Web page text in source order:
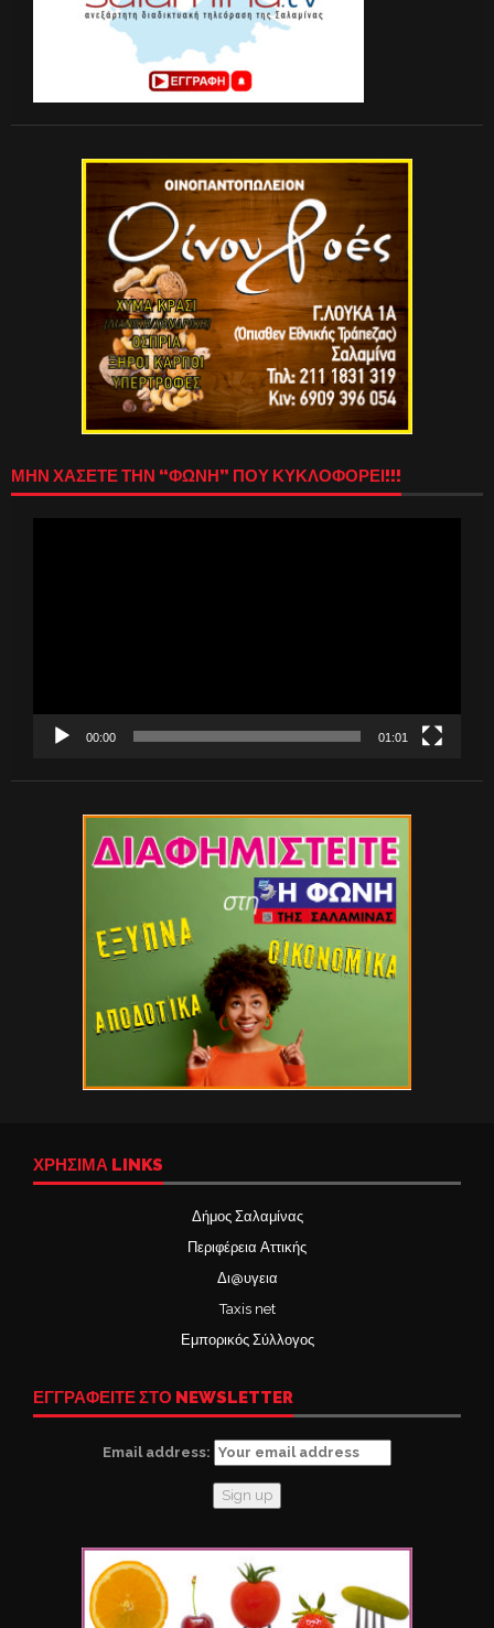
ΜΗΝ ΧΑΣΕΤΕ ΤΗΝ “ΦΩΝΗ” ΠΟΥ ΚΥΚΛΟΦΟΡΕΙ!!!
00:00 01:01
ΧΡΉΣΙΜΑ LINKS
Δήμος Σαλαμίνας
Περιφέρεια Αττικής
Δι@υγεια
Taxis net
Εμπορικός Σύλλογος
ΕΓΓΡΑΦΕΙΤΕ ΣΤΟ NEWSLETTER
Email address: